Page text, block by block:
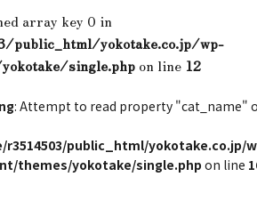
array key 0 in
public_html/yokotake.co.jp/wp-
single.phpon line 12
: Attempt to read property "cat_name"
r3514503/public_html/yokotake.co.jp/
themes/yokotake/single.php on line